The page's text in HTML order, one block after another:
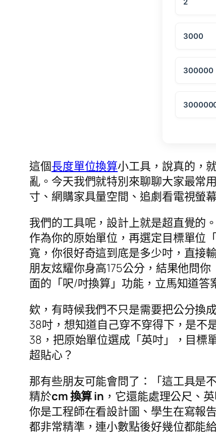
2
3000
300000
這個長度單位換算小工具，說真的，
亂。今天我們就特別來聊聊大家最常
寸、網購家具量空間、追劇看電視螢
我們的工具呢，設計上就是超直覺的
作為你的原始單位，再選定目標單位
寬，你很好奇這到底是多少吋，直接
朋友炫耀你身高175公分，結果他問
面的「呎/吋換算」功能，立馬知道答
欸，有時候我們不只是需要把公分換
38吋，想知道自己穿不穿得下，是不
38，把原始單位選成「英吋」，目標
超貼心？
那有些朋友可能會問了：「這工具是
精於cm 換算 in ，它還能處理公尺、
你是工程師在看設計圖、學生在寫報
都非常精準，連小數點後好幾位都能